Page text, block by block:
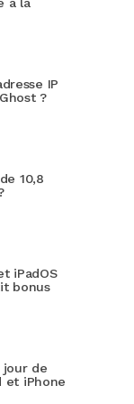
IP
?
10,8
iPadOS
bonus
jour de
et iPhone